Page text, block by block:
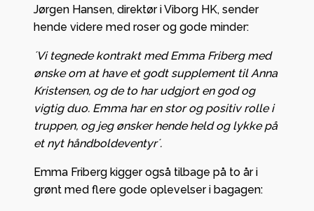
Jørgen Hansen, direktør i Viborg HK, sender
hende videre med roser og gode minder:
´Vi tegnede kontrakt med Emma Friberg med
ønske om at have et godt supplement til Anna
Kristensen, og de to har udgjort en god og
vigtig duo. Emma har en stor og positiv rolle i
truppen, og jeg ønsker hende held og lykke på
et nyt håndboldeventyr´.
Emma Friberg kigger også tilbage på to år i
grønt med flere gode oplevelser i bagagen: